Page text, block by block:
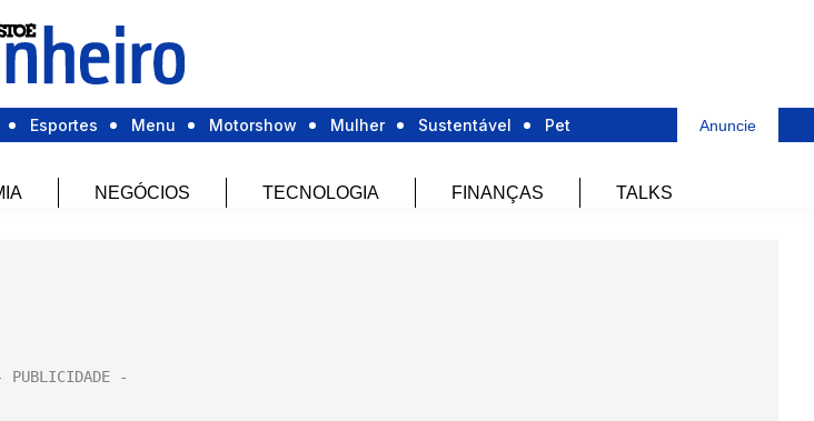
Esportes Menu Motorshow Mulher Sustentável Pet Anuncie
NEGÓCIOS TECNOLOGIA FINANÇAS TALKS